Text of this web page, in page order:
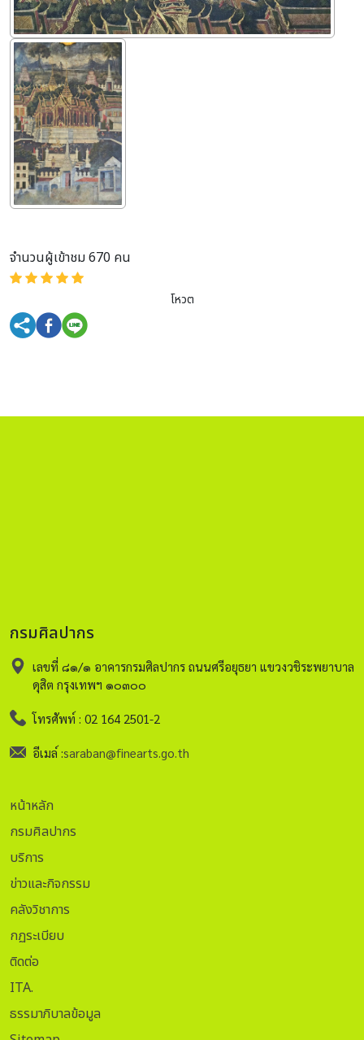
จำนวนผู้เข้าชม 670 คน
โหวต
กรมศิลปากร
เลขที่ ๘๑/๑ อาคารกรมศิลปากร ถนนศรีอยุธยา แขวงวชิระพยาบาล
ดุสิต กรุงเทพฯ ๑๐๓๐๐
โทรศัพท์ : 02 164 2501-2
อีเมล์ :saraban@finearts.go.th
หน้าหลัก
กรมศิลปากร
บริการ
ข่าวและกิจกรรม
คลังวิชาการ
กฏระเบียบ
ติดต่อ
ITA.
ธรรมาภิบาลข้อมูล